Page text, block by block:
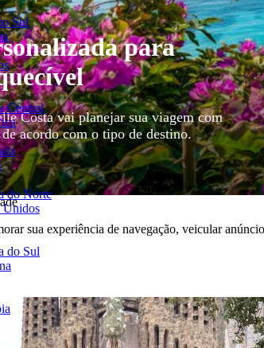
Sul
Central
do Norte
Unidos
do Sul
para
Costa vai planejar sua viagem com
acordo com o tipo de destino.
sua experiência de navegação, veicular